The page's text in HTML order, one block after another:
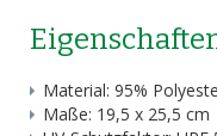
Material: 95%
Maße: 19,5 x 25,5 cm